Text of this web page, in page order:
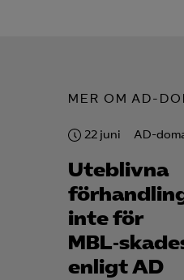
MER OM AD-
22 juni AD-
Uteblivna
inte för
enligt AD